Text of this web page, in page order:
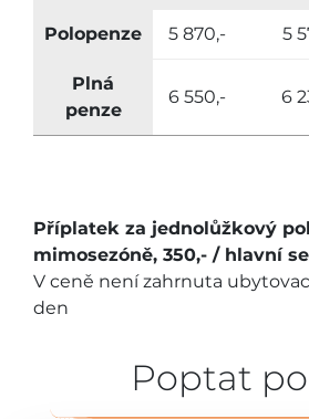
Polopenze 5 870,- 5
Plná
penze
6 550,- 6
Příplatek za jednolůžkový
mimosezóně, 350,- / hlavní
V ceně není zahrnuta
den
Poptat